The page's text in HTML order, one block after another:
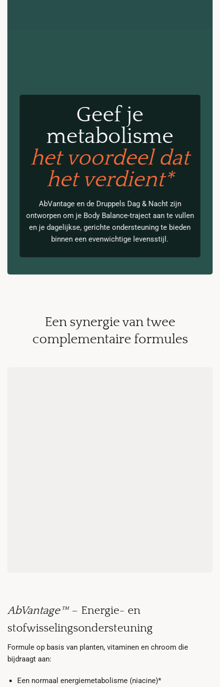
Geef je
metabolisme
het voordeel dat
het verdient*
AbVantage en de Druppels Dag & Nacht zijn
ontworpen om je Body Balance-traject aan te vullen
en je dagelijkse, gerichte ondersteuning te bieden
binnen een evenwichtige levensstijl.
Een synergie van twee
complementaire formules
AbVantage™– Energie- en
stofwisselingsondersteuning
Formule op basis van planten, vitaminen en chroom die
bijdraagt aan:
Een normaal energiemetabolisme (niacine)*